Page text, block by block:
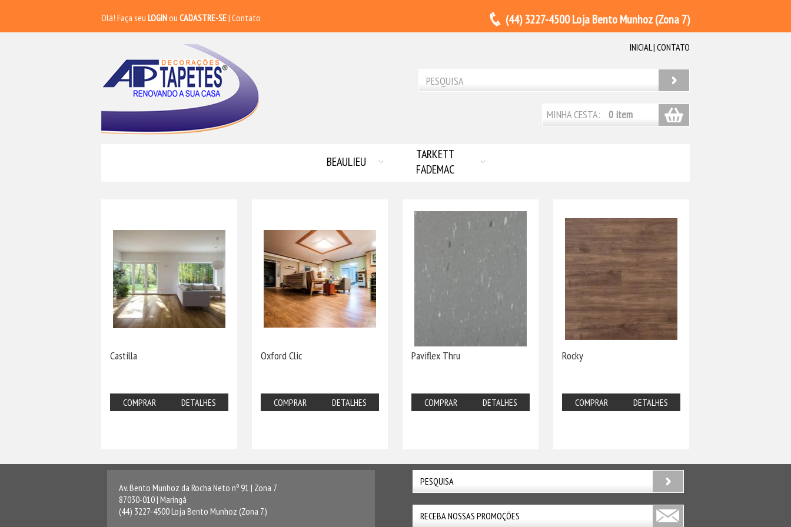
Olá! Faça seu LOGINou CADASTRE-SE| Contato (44) 3227-4500 Loja Bento Munhoz (Zona 7)
INICIAL| CONTATO
MINHA CESTA: 0 item
BEAULIEU
TARKETT
FADEMAC
Castilla
COMPRAR DETALHES
Oxford Clic
COMPRAR DETALHES
Paviflex Thru
COMPRAR DETALHES
Rocky
COMPRAR DETALHES
Av. Bento Munhoz da Rocha Neto nº 91 | Zona 7
87030-010 | Maringá
(44) 3227-4500 Loja Bento Munhoz (Zona 7)